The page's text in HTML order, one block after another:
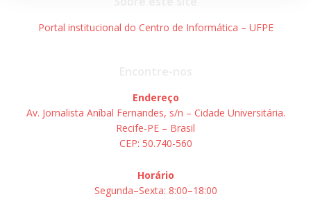
Portal institucional do Centro de Informática – UFPE
Endereço
Av. Jornalista Aníbal Fernandes, s/n – Cidade Universitária.
Recife-PE – Brasil
CEP: 50.740-560
Horário
Segunda–Sexta: 8:00–18:00